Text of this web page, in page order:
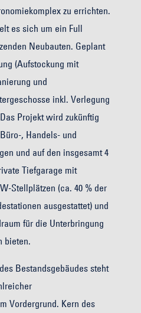
zu errichten.
es sich um ein Full
Neubauten. Geplant
(Aufstockung mit
und
inkl. Verlegung
Projekt wird zukünftig
, Handels- und
und auf den insgesamt 4
Tiefgarage mit
Stellplätzen (ca. 40 % der
ausgestattet) und
für die Unterbringung
bieten.
Bestandsgebäudes steht
Vordergrund. Kern des